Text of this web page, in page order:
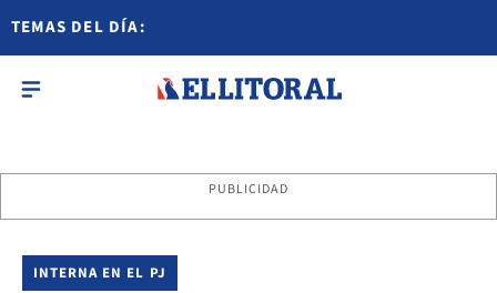
TEMAS DEL DÍA:
PUBLICIDAD
INTERNA EN EL PJ